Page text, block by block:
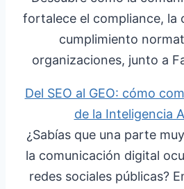
fortalece el compliance, la
cumplimiento
organizaciones, junto a
Del SEO al GEO: cómo
de la Inteligencia
¿Sabías que una parte
la comunicación digital
redes sociales públicas?